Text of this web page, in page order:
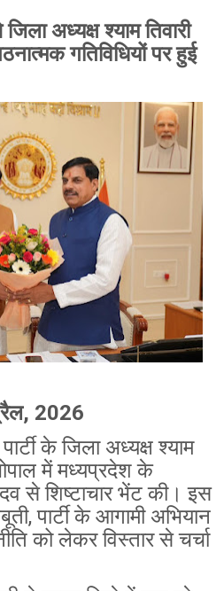
अध्यक्ष श्याम तिवारी
गतिविधियों पर हुई
2026
के जिला अध्यक्ष श्याम
में मध्यप्रदेश के
से शिष्टाचार भेंट की। इस
पार्टी के आगामी अभियान
को लेकर विस्तार से चर्चा